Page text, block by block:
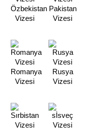
Özbekistan
Vizesi
Pakistan
Vizesi
Romanya
Vizesi
Rusya
Vizesi